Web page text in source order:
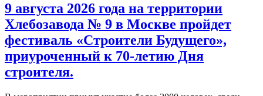
9 августа 2026 года на территории
Хлебозавода № 9 в Москве пройдет
фестиваль «Строители Будущего»,
приуроченный к 70-летию Дня
строителя.